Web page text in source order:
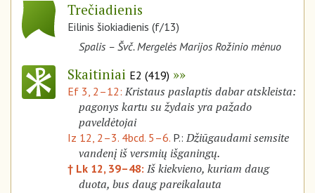
Trečiadienis
Eilinis šiokiadienis (f/13)
Spalis – Švč. Mergelės Marijos Rožinio mėnuo
Skaitiniai E2 (419)
Ef 3, 2–12:Kristaus paslaptis dabar atskleista:
pagonys kartu su žydais yra pažado
paveldėtojai
Iz 12, 2–3. 4bcd. 5–6. P.:Džiūgaudami semsite
vandenį iš versmių išganingų.
† Lk 12, 39–48: Iš kiekvieno, kuriam daug
duota, bus daug pareikalauta